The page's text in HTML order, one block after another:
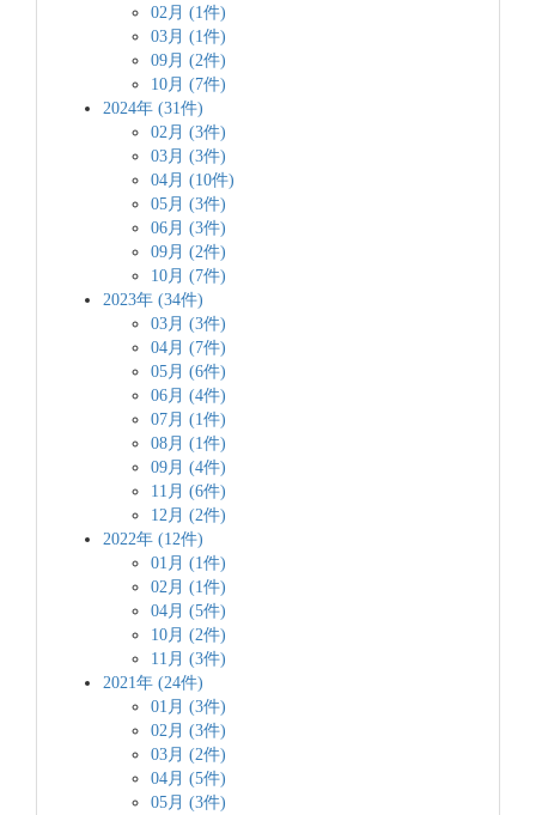
02月 (1件)
03月 (1件)
09月 (2件)
10月 (7件)
2024年 (31件)
02月 (3件)
03月 (3件)
04月 (10件)
05月 (3件)
06月 (3件)
09月 (2件)
10月 (7件)
2023年 (34件)
03月 (3件)
04月 (7件)
05月 (6件)
06月 (4件)
07月 (1件)
08月 (1件)
09月 (4件)
11月 (6件)
12月 (2件)
2022年 (12件)
01月 (1件)
02月 (1件)
04月 (5件)
10月 (2件)
11月 (3件)
2021年 (24件)
01月 (3件)
02月 (3件)
03月 (2件)
04月 (5件)
05月 (3件)